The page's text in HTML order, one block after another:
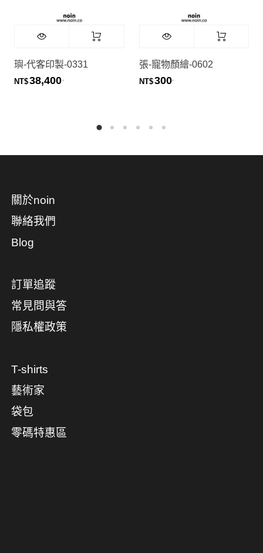
璵-代客印製-0331
NT$38,400
張-寵物顏繪-0602
NT$300
關於noin
聯絡我們
Blog
訂單追蹤
常見問與答
隱私權政策
T-shirts
藝術家
袋包
零碼特惠區